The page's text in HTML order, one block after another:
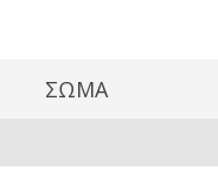
ΣΩΜΑ